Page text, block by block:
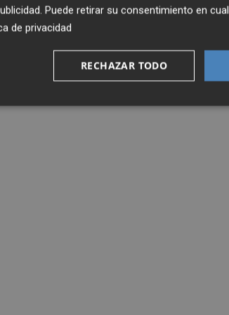
. Puede retirar su consentimiento en
de privacidad
RECHAZAR TODO